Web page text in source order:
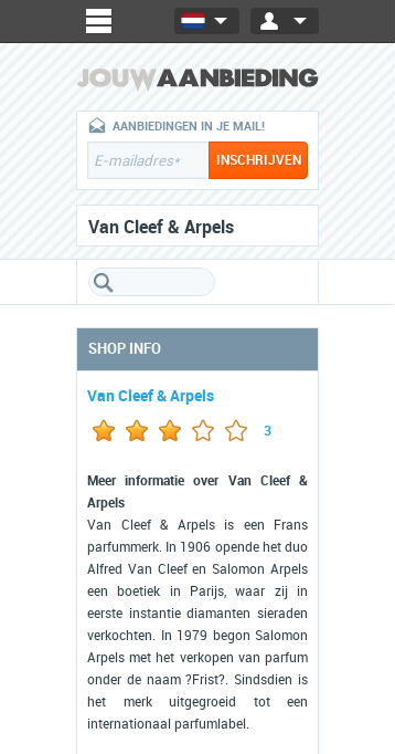
AANBIEDINGEN IN JE MAIL!
Van Cleef & Arpels
SHOP INFO
Van Cleef & Arpels
3
Meer informatie over Van Cleef &
Arpels
Van Cleef & Arpels is een Frans
parfummerk. In 1906 opende het duo
Alfred Van Cleef en Salomon Arpels
een boetiek in Parijs, waar zij in
eerste instantie diamanten sieraden
verkochten. In 1979 begon Salomon
Arpels met het verkopen van parfum
onder de naam ?Frist?. Sindsdien is
het merk uitgegroeid tot een
internationaal parfumlabel.